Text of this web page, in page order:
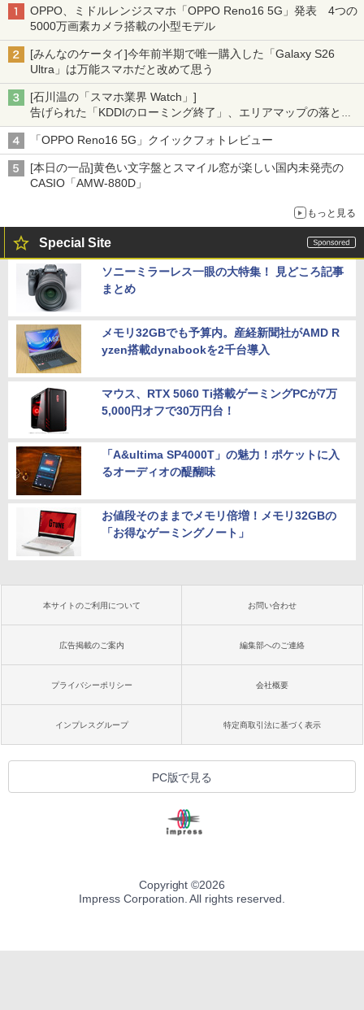
OPPO、ミドルレンジスマホ「OPPO Reno16 5G」発表 4つの
5000万画素カメラ搭載の小型モデル
[みんなのケータイ]今年前半期で唯一購入した「Galaxy S26
Ultra」は万能スマホだと改めて思う
[石川温の「スマホ業界 Watch」]
告げられた「KDDIのローミング終了」、エリアマップの落とし
穴と楽天モバイルの課題
「OPPO Reno16 5G」クイックフォトレビュー
[本日の一品]黄色い文字盤とスマイル窓が楽しい国内未発売の
CASIO「AMW-880D」
もっと見る
Special Site
ソニーミラーレス一眼の大特集！ 見どころ記事
まとめ
メモリ32GBでも予算内。産経新聞社がAMD R
yzen搭載dynabookを2千台導入
マウス、RTX 5060 Ti搭載ゲーミングPCが7万
5,000円オフで30万円台！
「A&ultima SP4000T」の魅力！ポケットに入
るオーディオの醍醐味
お値段そのままでメモリ倍増！メモリ32GBの
「お得なゲーミングノート」
本サイトのご利用について お問い合わせ
広告掲載のご案内 編集部へのご連絡
プライバシーポリシー 会社概要
インプレスグループ 特定商取引法に基づく表示
PC版で見る
Copyright ©2026
Impress Corporation. All rights reserved.